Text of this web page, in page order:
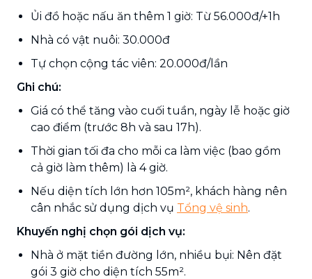
Ủi đồ hoặc nấu ăn thêm 1 giờ: Từ 56.000đ/+1h
Nhà có vật nuôi: 30.000đ
Tự chọn cộng tác viên: 20.000đ/lần
Ghi chú:
Giá có thể tăng vào cuối tuần, ngày lễ hoặc giờ
cao điểm (trước 8h và sau 17h).
Thời gian tối đa cho mỗi ca làm việc (bao gồm
cả giờ làm thêm) là 4 giờ.
Nếu diện tích lớn hơn 105m², khách hàng nên
cân nhắc sử dụng dịch vụ Tổng vệ sinh.
Khuyến nghị chọn gói dịch vụ:
Nhà ở mặt tiền đường lớn, nhiều bụi: Nên đặt
gói 3 giờ cho diện tích 55m².